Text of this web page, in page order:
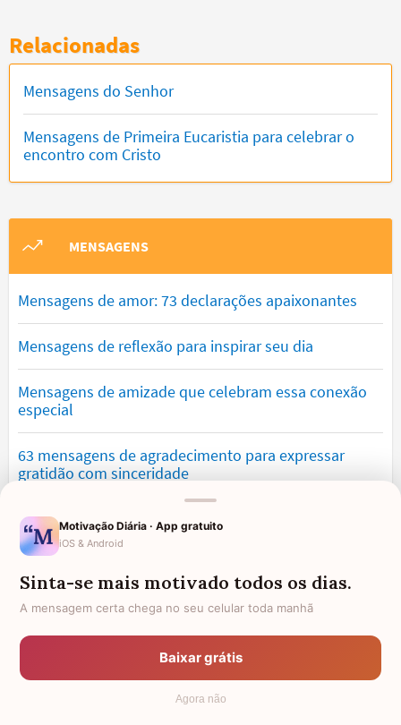
Relacionadas
Mensagens do Senhor
Mensagens de Primeira Eucaristia para celebrar o
encontro com Cristo
MENSAGENS
Mensagens de amor: 73 declarações apaixonantes
Mensagens de reflexão para inspirar seu dia
Mensagens de amizade que celebram essa conexão
especial
63 mensagens de agradecimento para expressar
gratidão com sinceridade
Mensagens de saudade que tocam o coração e
expressam falta
Mensagens de otimismo que vão encher você de
confiança
Mensagens para namorado: declare o seu amor com
Motivação Diária · App gratuito
iOS & Android
Sinta-se mais motivado todos os dias.
A mensagem certa chega no seu celular toda manhã
Baixar grátis
Agora não